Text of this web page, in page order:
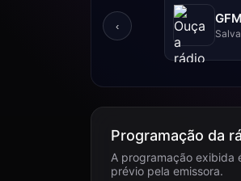
‹
Programação da
A programação exibida
prévio pela emissora.